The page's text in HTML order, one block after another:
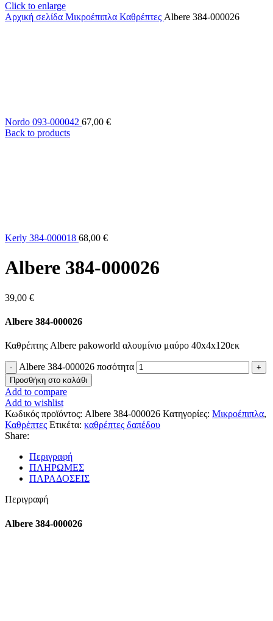
Click to enlarge
Αρχική σελίδα Μικροέπιπλα Καθρέπτες Albere 384-000026
Nordo 093-000042 67,00 €
Back to products
Kerly 384-000018 68,00 €
Albere 384-000026
39,00 €
Albere 384-000026
Καθρέπτης Albere pakoworld αλουμίνιο μαύρο 40x4x120εκ
Albere 384-000026 ποσότητα
Προσθήκη στο καλάθι
Add to compare
Add to wishlist
Κωδικός προϊόντος: Albere 384-000026 Κατηγορίες: Μικροέπιπλα,
Καθρέπτες Ετικέτα: καθρέπτες δαπέδου
Share:
Περιγραφή
ΠΛΗΡΩΜΕΣ
ΠΑΡΑΔΟΣΕΙΣ
Περιγραφή
Albere 384-000026